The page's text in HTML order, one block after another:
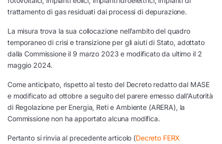
trattamento di gas residuati dai processi di depurazione.
La misura trova la sua collocazione nell’ambito del quadro
temporaneo di crisi e transizione per gli aiuti di Stato, adottato
dalla Commissione il 9 marzo 2023 e modificato da ultimo il 2
maggio 2024.
Come anticipato, rispetto al testo del Decreto redatto dal MASE
e modificato ad ottobre a seguito del parere emesso dall’Autorità
di Regolazione per Energia, Reti e Ambiente (ARERA), la
Commissione non ha apportato alcuna modifica.
Pertanto si rinvia al precedente articolo (Decreto FERX